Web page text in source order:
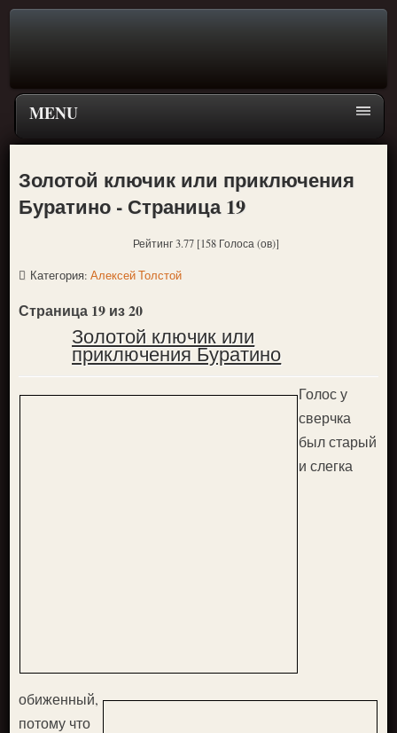
MENU
Главная страница
Поиск
ПЕРЕЙТИ К ГЛАВНОМУ МЕНЮ СКАЗОК
Популярное
Золотой ключик или приключения
Буратино - Страница 19
Рейтинг 3.77 [158 Голоса (ов)]
Категория:Алексей Толстой
Страница 19 из 20
Золотой ключик или
приключения Буратино
Голос у
сверчка
был старый
и слегка
обиженный,
потому что